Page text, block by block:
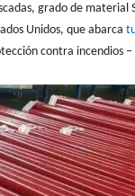
grado de material
Unidos, que abarca
contra incendios